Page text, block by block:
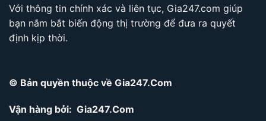
Với thông tin chính xác và liên tục, Gia247.com giúp
bạn nắm bắt biến động thị trường để đưa ra quyết
định kịp thời.
© Bản quyền thuộc về Gia247.Com
Vận hàng bởi: Gia247.Com